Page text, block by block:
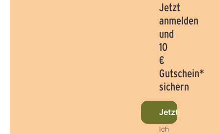
Jetzt
anmelden
und
10
€
Gutschein*
sichern
Jetzt beim
Ich